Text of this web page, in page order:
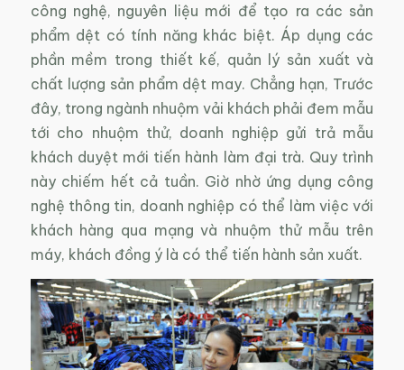
công nghệ, nguyên liệu mới để tạo ra các sản
phẩm dệt có tính năng khác biệt. Áp dụng các
phần mềm trong thiết kế, quản lý sản xuất và
chất lượng sản phẩm dệt may. Chẳng hạn, Trước
đây, trong ngành nhuộm vải khách phải đem mẫu
tới cho nhuộm thử, doanh nghiệp gửi trả mẫu
khách duyệt mới tiến hành làm đại trà. Quy trình
này chiếm hết cả tuần. Giờ nhờ ứng dụng công
nghệ thông tin, doanh nghiệp có thể làm việc với
khách hàng qua mạng và nhuộm thử mẫu trên
máy, khách đồng ý là có thể tiến hành sản xuất.